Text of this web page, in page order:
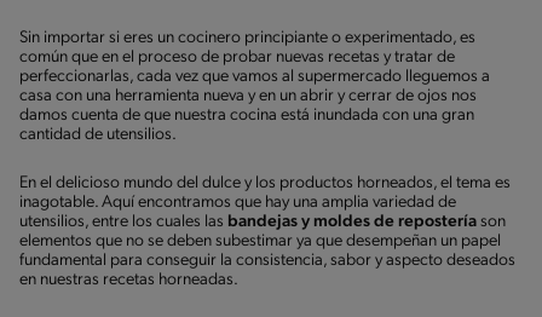
Sin importar si eres un cocinero principiante o experimentado, es
común que en el proceso de probar nuevas recetas y tratar de
perfeccionarlas, cada vez que vamos al supermercado lleguemos a
casa con una herramienta nueva y en un abrir y cerrar de ojos nos
damos cuenta de que nuestra cocina está inundada con una gran
cantidad de utensilios.
En el delicioso mundo del dulce y los productos horneados, el tema es
inagotable. Aquí encontramos que hay una amplia variedad de
utensilios, entre los cuales las bandejas y moldes de repostería son
elementos que no se deben subestimar ya que desempeñan un papel
fundamental para conseguir la consistencia, sabor y aspecto deseados
en nuestras recetas horneadas.